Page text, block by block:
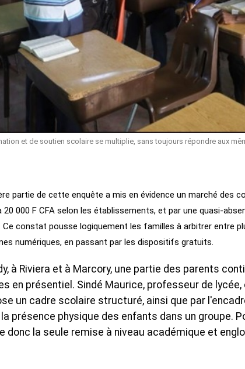
et de soutien scolaire se multiplie, sans toujours répondre aux
partie de cette enquête a mis en évidence un marché des
20 000 F CFA selon les établissements, et par une quasi-
Ce constat pousse logiquement les familles à arbitrer entre
numériques, en passant par les dispositifs gratuits.
à Riviera et à Marcory, une partie des parents
en présentiel. Sindé Maurice, professeur de
un cadre scolaire structuré, ainsi que par
présence physique des enfants dans un groupe.
donc la seule remise à niveau académique et